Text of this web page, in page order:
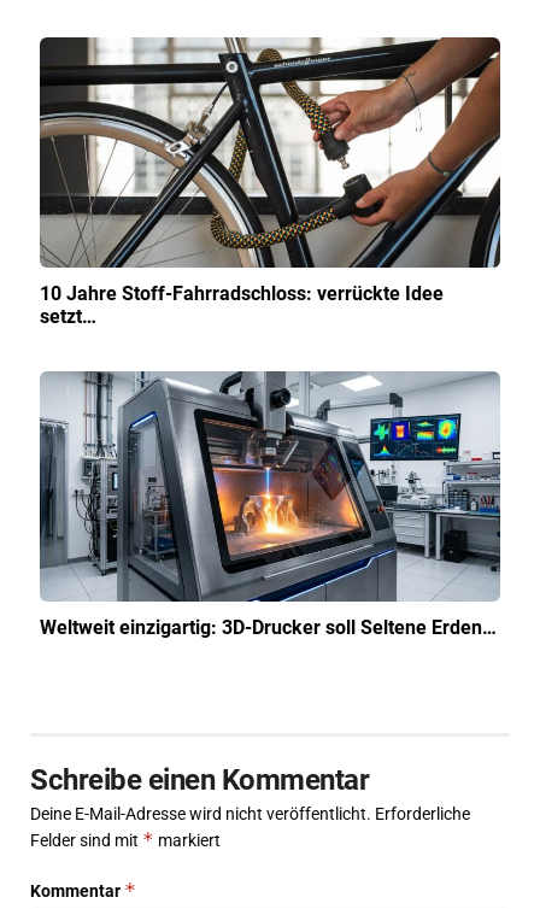
10 Jahre Stoff-Fahrradschloss: verrückte Idee
setzt…
Weltweit einzigartig: 3D-Drucker soll Seltene Erden…
Schreibe einen Kommentar
Deine E-Mail-Adresse wird nicht veröffentlicht. Erforderliche
Felder sind mit * markiert
Kommentar *